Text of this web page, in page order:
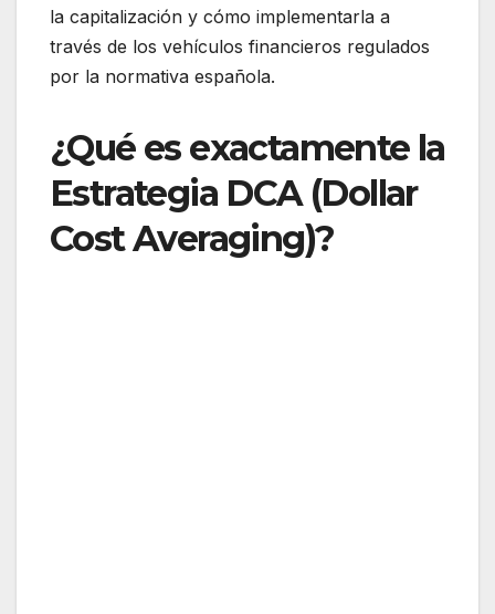
la capitalización y cómo implementarla a
través de los vehículos financieros regulados
por la normativa española.
¿Qué es exactamente la
Estrategia DCA (Dollar
Cost Averaging)?